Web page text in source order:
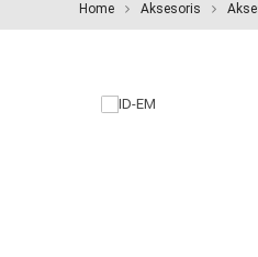
Home Aksesoris